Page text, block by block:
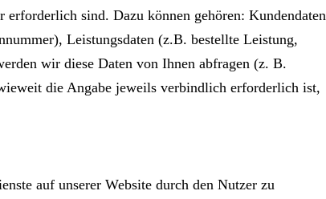
sind. Dazu können gehören: Kundendaten
Leistungsdaten (z.B. bestellte Leistung,
wir diese Daten von Ihnen abfragen (z. B.
die Angabe jeweils verbindlich erforderlich ist,
auf unserer Website durch den Nutzer zu